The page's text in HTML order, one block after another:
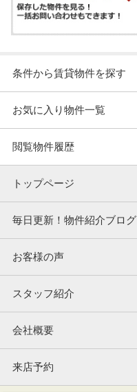
条件から賃貸物件を探す
お気に入り物件一覧
閲覧物件履歴
トップページ
毎日更新！物件紹介ブログ
お客様の声
スタッフ紹介
会社概要
来店予約